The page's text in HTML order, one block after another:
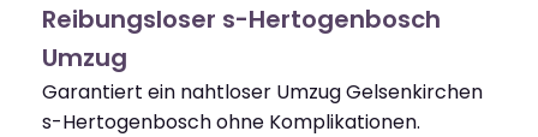
Reibungsloser s-Hertogenbosch
Umzug
Garantiert ein nahtloser Umzug Gelsenkirchen
s-Hertogenbosch ohne Komplikationen.